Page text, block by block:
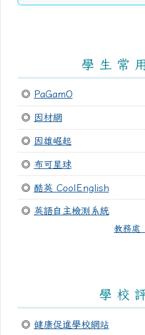
學 生 常
◎ PaGamO
◎ 因材網
◎ 因雄崛起
◎ 布可星球
◎ 酷英 CoolEnglish
◎ 英語自主檢測系統
教務處
學 校
◎ 健康促進學校網站